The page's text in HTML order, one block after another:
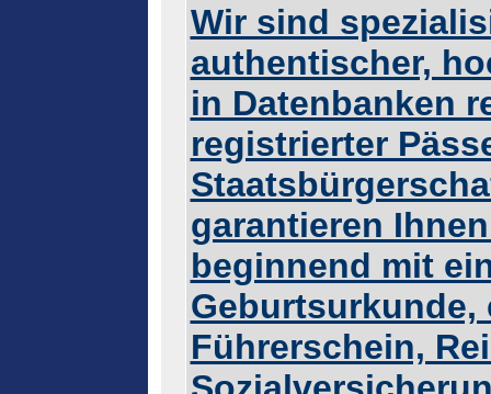
Wir sind
authentischer,
in Datenbanken
registrierter
garantieren
beginnend mit
Geburtsurkunde,
Führerschein,